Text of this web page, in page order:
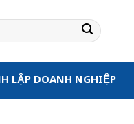
LẬP DOANH NGHIỆP